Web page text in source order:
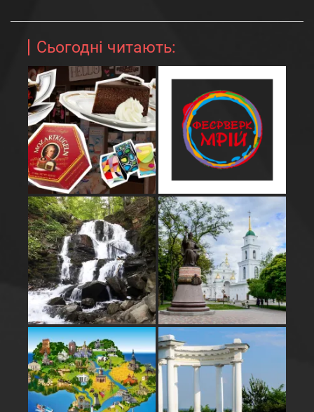
Сьогодні читають: